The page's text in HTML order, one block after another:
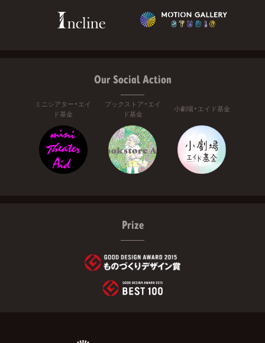
Our Social Action
ミニシアター・エイ
ド基金
ブックストア・エイ
ド基金
小劇場・エイド基金
Prize